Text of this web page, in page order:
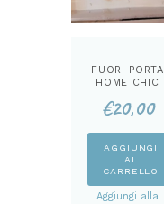
FUORI PORTA
HOME CHIC
€20,00
AGGIUNGI
AL
CARRELLO
Aggiungi alla